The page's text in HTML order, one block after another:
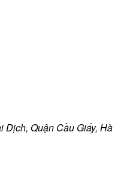
Dịch, Quận Cầu Giấy, Hà